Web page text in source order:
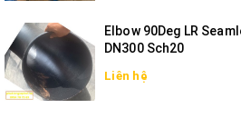
Elbow 90Deg LR
DN300 Sch20
Liên hệ